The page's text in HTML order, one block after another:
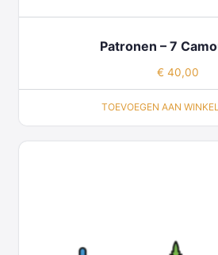
Patronen – 7
€ 40,00
TOEVOEGEN AAN